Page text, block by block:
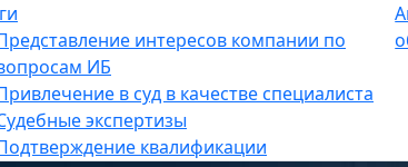
интересов компании по
ИБ
в суд в качестве специалиста
экспертизы
квалификации
безопасность»
принять
за хищение